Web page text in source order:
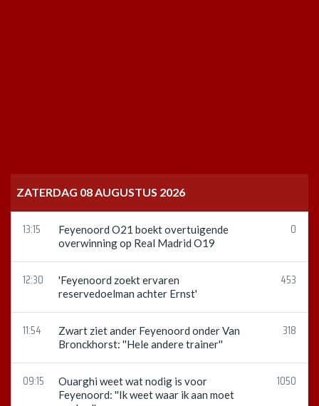
ZATERDAG 08 AUGUSTUS 2026
13:15
Feyenoord O21 boekt overtuigende
overwinning op Real Madrid O19
0
12:30
'Feyenoord zoekt ervaren
reservedoelman achter Ernst'
453
11:54
Zwart ziet ander Feyenoord onder Van
Bronckhorst: ''Hele andere trainer''
318
09:15
Ouarghi weet wat nodig is voor
Feyenoord: ''Ik weet waar ik aan moet
1050